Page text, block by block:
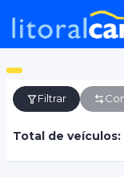
Filtrar
Total de veículos: